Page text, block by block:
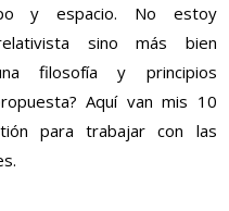
y espacio. No estoy
sino más bien
filosofía y principios
Aquí van mis 10
para trabajar con las